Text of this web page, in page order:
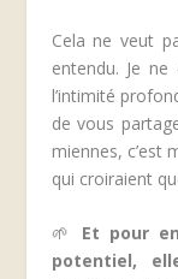
Cela ne veut
entendu. Je
l’intimité
de vous
miennes, c’est
qui croiraient
🌱 Et pour
potentiel,